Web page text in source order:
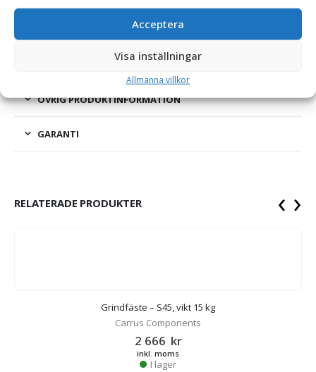
Acceptera
Visa inställningar
Allmänna villkor
av Domex 355. Grindfästet är tillverkad i fabrikslokaler på
småländska höglandet och är av mycket hög kvalitet.
ÖVRIG PRODUKTINFORMATION
GARANTI
RELATERADE PRODUKTER
Grindfäste – S45, vikt 15 kg
Carrus Components
2 666 kr
inkl. moms
I lager
‹ ›